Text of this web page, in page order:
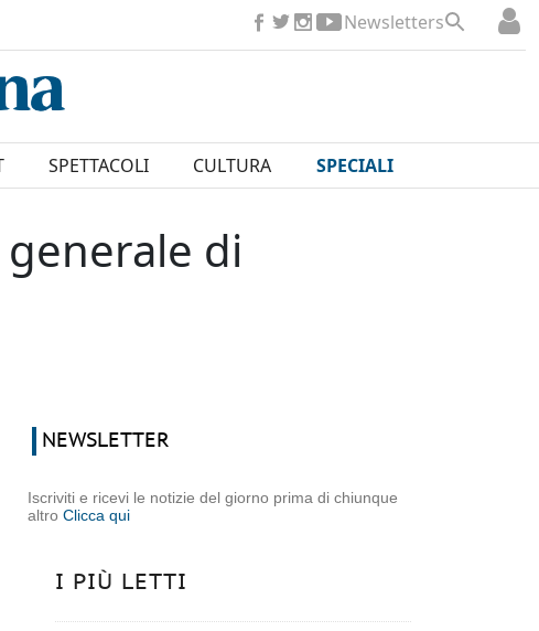
Newsletters
SPETTACOLI CULTURA SPECIALI
di
NEWSLETTER
Iscriviti e ricevi le notizie del giorno prima di chiunque
altroClicca qui
I PIÙ LETTI